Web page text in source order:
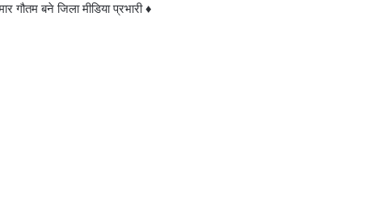
गौतम बने जिला मीडिया प्रभारी ♦